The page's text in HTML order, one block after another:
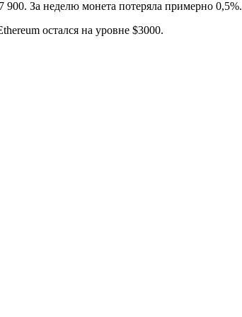
900. За неделю монета потеряла примерно 0,5%.
остался на уровне $3000.